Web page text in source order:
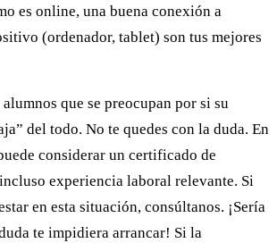
es online, una buena conexión a
(ordenador, tablet) son tus mejores
que se preocupan por si su
del todo. No te quedes con la duda. En
considerar un certificado de
experiencia laboral relevante. Si
en esta situación, consúltanos. ¡Sería
te impidiera arrancar! Si la